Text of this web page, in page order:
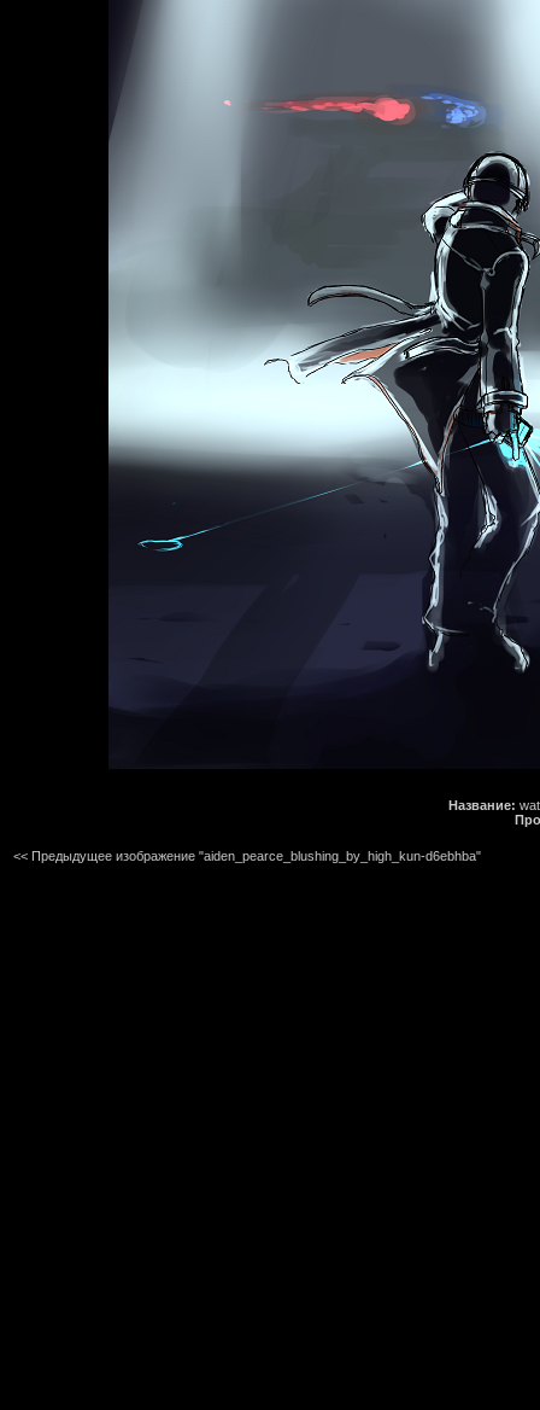
Название:
<< Предыдущее изображение "aiden_pearce_blushing_by_high_kun-d6ebhba"